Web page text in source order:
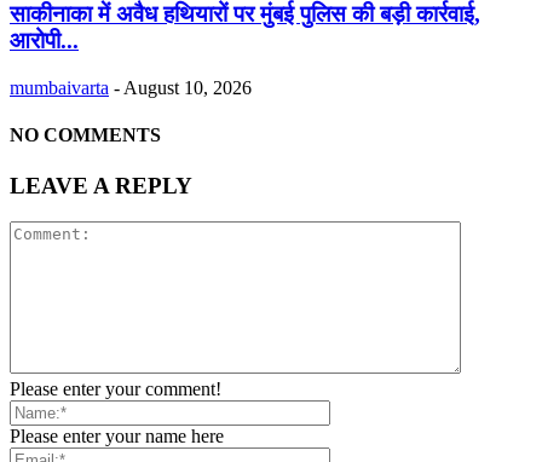
साकीनाका में अवैध हथियारों पर मुंबई पुलिस की बड़ी कार्रवाई,
आरोपी...
mumbaivarta - August 10, 2026
NO COMMENTS
LEAVE A REPLY
Please enter your comment!
Please enter your name here